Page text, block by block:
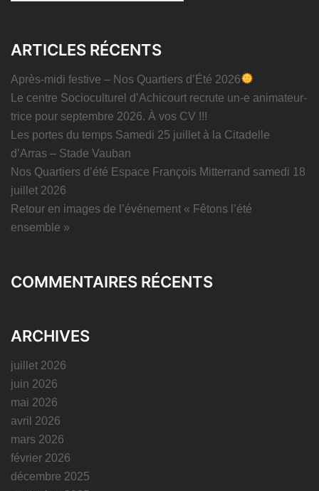
ARTICLES RÉCENTS
Après-midi festive – Nos Quartiers d’Été 2026
Le centre Socioculturel d’Achicourt recrute un-e animateur-
trice pour septembre 2026. À vos CV !!!
Les portes du temps Samedi 25 juillet à la Citadelle
d’Arras – Stade Vauban
Nos Quartiers d’été Espace François Mitterrand samedi 18
juillet 2026
Retour en images de l’événement « Fêtons l’été
ensemble »
COMMENTAIRES RÉCENTS
ARCHIVES
juillet 2026
juin 2026
mai 2026
avril 2026
mars 2026
février 2026
décembre 2025